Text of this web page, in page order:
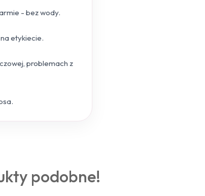
- bez wody.
etykiecie.
problemach z
podobne!